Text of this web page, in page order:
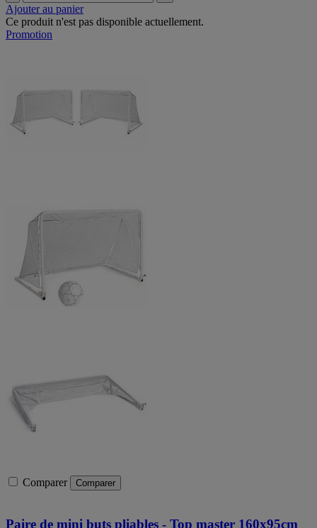
Ajouter au panier
Ce produit n'est pas disponible actuellement.
Promotion
Comparer Comparer
Paire de mini buts pliables - Top master 160x95cm